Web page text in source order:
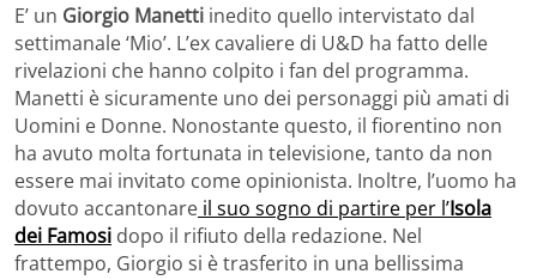
E’ un Giorgio Manetti inedito quello intervistato dal
settimanale ‘Mio’. L’ex cavaliere di U&D ha fatto delle
rivelazioni che hanno colpito i fan del programma.
Manetti è sicuramente uno dei personaggi più amati di
Uomini e Donne. Nonostante questo, il fiorentino non
ha avuto molta fortunata in televisione, tanto da non
essere mai invitato come opinionista. Inoltre, l’uomo ha
dovuto accantonare il suo sogno di partire per l’Isola
dei Famosi dopo il rifiuto della redazione. Nel
frattempo, Giorgio si è trasferito in una bellissima